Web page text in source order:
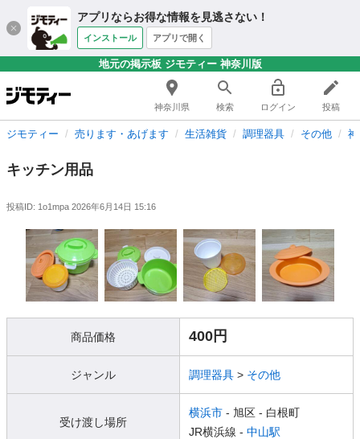
アプリならお得な情報を見逃さない！
インストール アプリで開く
地元の掲示板 ジモティー 神奈川版
神奈川県 検索 ログイン 投稿
ジモティー 売ります・あげます 生活雑貨 調理器具 その他
キッチン用品
投稿ID: 1o1mpa 2026年6月14日 15:16
商品価格 400円
ジャンル 調理器具 > その他
受け渡し場所
横浜市 - 旭区 - 白根町
JR横浜線 - 中山駅